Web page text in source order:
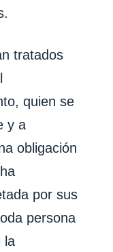
tratados
quien se
y a
obligación
por sus
persona
la